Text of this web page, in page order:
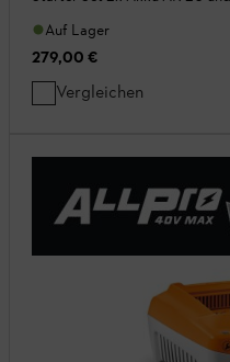
Auf Lager
279,00 €
Vergleichen